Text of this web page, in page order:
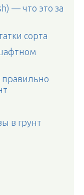
— что это за
сорта
в грунт